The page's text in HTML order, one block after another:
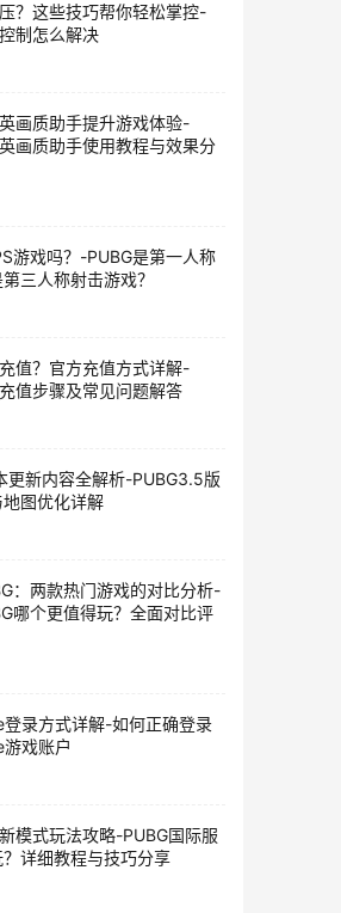
？这些技巧帮你轻松掌控-
制怎么解决
画质助手提升游戏体验-
画质助手使用教程与效果分
游戏吗？-PUBG是第一人称
三人称射击游戏？
值？官方充值方式详解-
值步骤及常见问题解答
更新内容全解析-PUBG3.5版
图优化详解
：两款热门游戏的对比分析-
哪个更值得玩？全面对比评
登录方式详解-如何正确登录
戏账户
模式玩法攻略-PUBG国际服
详细教程与技巧分享